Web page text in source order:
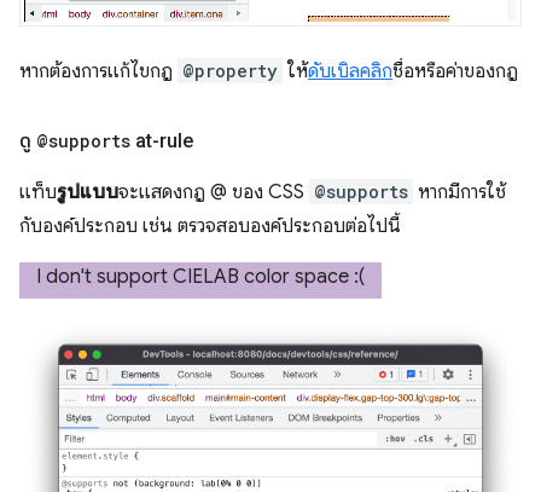
หากต้องการแก้ไขกฎ @property ให้ดับเบิลคลิกชื่อหรือค่าของกฎ
ดู @supports at-rule
แท็บรูปแบบจะแสดงกฎ @ ของ CSS @supports หากมีการใช้
กับองค์ประกอบ เช่น ตรวจสอบองค์ประกอบต่อไปนี้